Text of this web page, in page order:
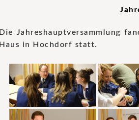
Die Jahreshauptversammlung
Haus in Hochdorf statt.